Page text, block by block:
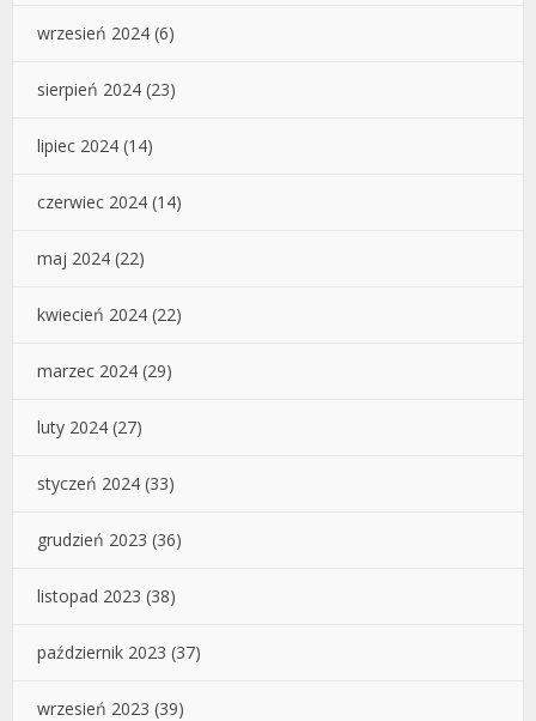
wrzesień 2024 (6)
sierpień 2024 (23)
lipiec 2024 (14)
czerwiec 2024 (14)
maj 2024 (22)
kwiecień 2024 (22)
marzec 2024 (29)
luty 2024 (27)
styczeń 2024 (33)
grudzień 2023 (36)
listopad 2023 (38)
październik 2023 (37)
wrzesień 2023 (39)